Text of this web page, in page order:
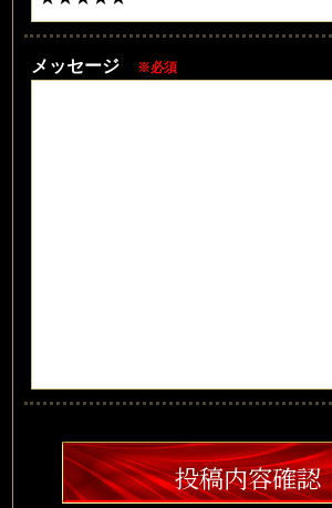
メッセージ ※必須
投稿内容確認